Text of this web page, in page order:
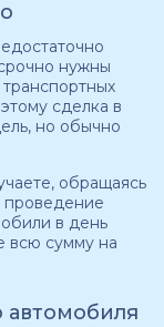
нужны
сделка в
но обычно
обращаясь
проведение
в день
всю сумму на
автомобиля